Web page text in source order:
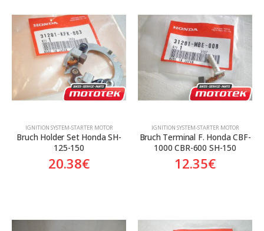
ΙGNITION SYSTEM-STARTER MOTOR
Bruch Holder Set Honda SH-
125-150
20.38€
ΙGNITION SYSTEM-STARTER MOTOR
Bruch Terminal F. Honda CBF-
1000 CBR-600 SH-150
12.35€